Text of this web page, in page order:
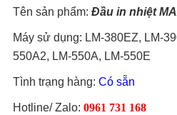
Tên sản phẩm: Đầu in nhiệt
Máy sử dụng: LM-380EZ, LM-
550A2, LM-550A, LM-550E
Tình trạng hàng: Có sẵn
Hotline/ Zalo: 0961 731 168